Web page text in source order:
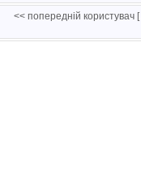
<< попередній користувач [